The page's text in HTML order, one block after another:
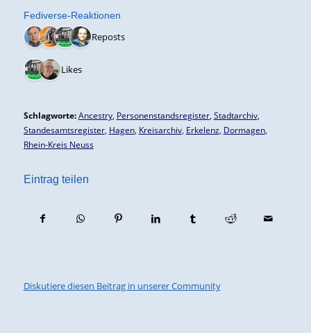
Fediverse-Reaktionen
4 Reposts
2 Likes
Schlagworte: Ancestry, Personenstandsregister, Stadtarchiv,
Standesamtsregister, Hagen, Kreisarchiv, Erkelenz Dormagen,
Rhein-Kreis Neuss
Eintrag teilen
Diskutiere diesen Beitrag in unserer Community